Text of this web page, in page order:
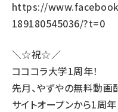
https://
189180545036/?t=0
＼☆祝☆／
コココラ大学1周年！
先月、やずやの無料動画
サイトオープンから1周